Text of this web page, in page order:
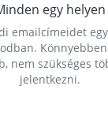
egy helyen
emailcímeidet
nem szükséges
jelentkezni.